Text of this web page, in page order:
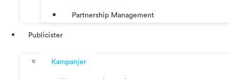
Partnership Management
Publicister
Kampanjer